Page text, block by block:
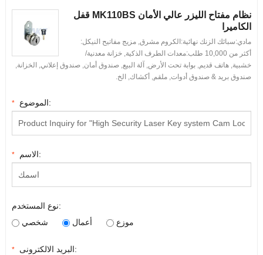
نظام مفتاح الليزر عالي الأمان MK110BS قفل
الكاميرا
مادي:سبائك الزنك نهائية:الكروم مشرق, مزيج مفاتيح النيكل:
أكثر من 10,000 طلب:معدات الطرف الذكية, خزانة معدنية/
خشبية, هاتف قديم, بوابة تحت الأرض, آلة البيع, صندوق أمان, صندوق إعلاني, الخزانة,
صندوق بريد & صندوق أدوات, ملقم, أكشاك, الخ.
* الموضوع:
* الاسم:
نوع المستخدم:
شخصي
أعمال موزع
* البريد الالكترونى: